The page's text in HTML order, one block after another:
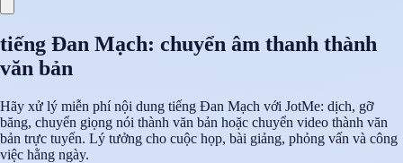
tiếng Đan Mạch: chuyển âm thanh thành
văn bản
Hãy xử lý miễn phí nội dung tiếng Đan Mạch với JotMe: dịch, gỡ
băng, chuyển giọng nói thành văn bản hoặc chuyển video thành văn
bản trực tuyến. Lý tưởng cho cuộc họp, bài giảng, phỏng vấn và công
việc hằng ngày.